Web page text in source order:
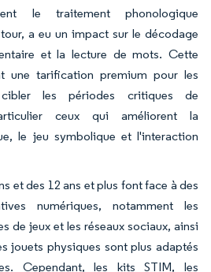
le traitement phonologique
a eu un impact sur le décodage
et la lecture de mots. Cette
une tarification premium pour les
les périodes critiques de
ceux qui améliorent la
le jeu symbolique et l'interaction
et des 12 ans et plus font face à des
numériques, notamment les
de jeux et les réseaux sociaux, ainsi
jouets physiques sont plus adaptés
Cependant, les kits STIM, les